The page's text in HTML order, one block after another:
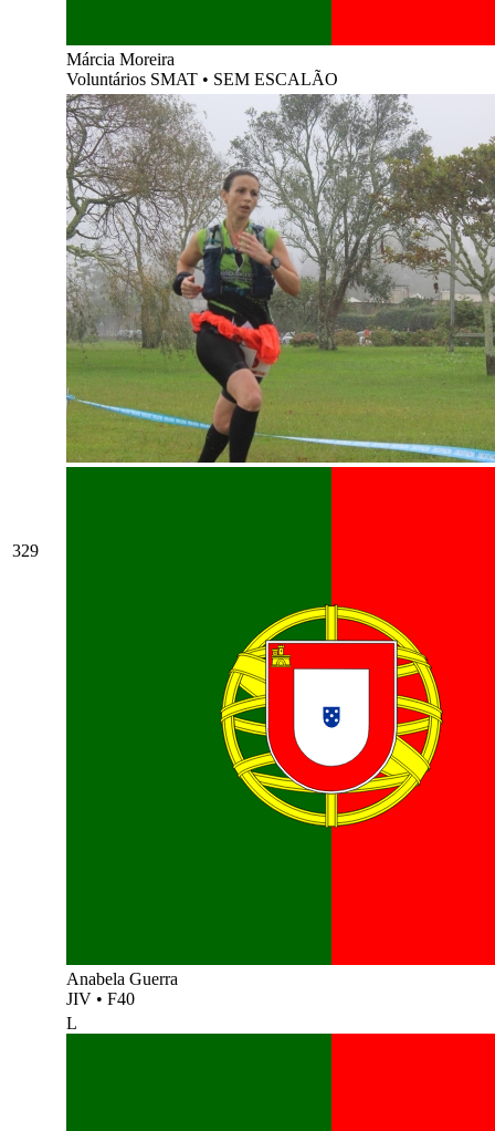
Márcia Moreira
Voluntários SMAT • SEM ESCALÃO
329
Anabela Guerra
JIV • F40
L